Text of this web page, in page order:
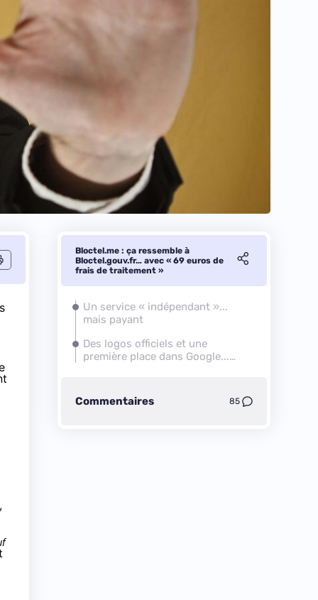
Bloctel.me : ça ressemble à
Bloctel.gouv.fr… avec « 69 euros de
frais de traitement »
Un service « indépendant »...
mais payant
Des logos officiels et une
première place dans Google...
Commentaires 85